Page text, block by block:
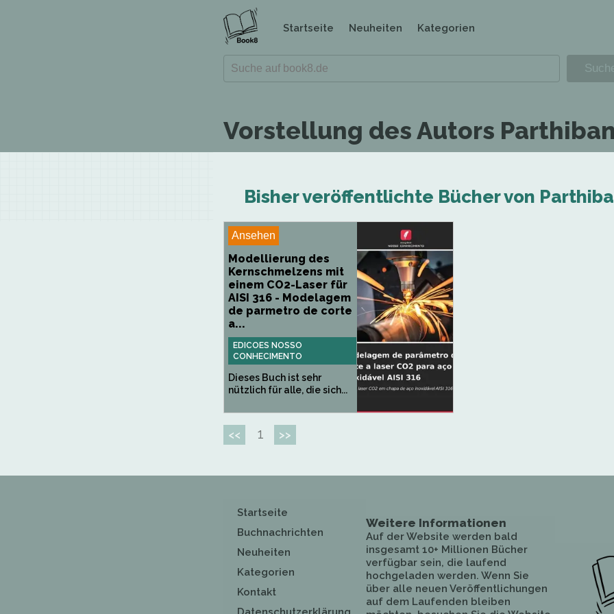
Startseite Neuheiten Kategorien
Vorstellung des Autors
Bisher veröffentlichte Bücher von
Ansehen
Modellierung des
Kernschmelzens mit
einem CO2-Laser für
AISI 316 - Modelagem
de parmetro de corte
a...
EDICOES NOSSO
CONHECIMENTO
Dieses Buch ist sehr
nützlich für alle, die sich...
<< 1 >>
Startseite
Buchnachrichten
Neuheiten
Kategorien
Kontakt
Weitere Informationen
Auf der Website werden bald
insgesamt 10+ Millionen Bücher
verfügbar sein, die laufend
hochgeladen werden. Wenn Sie
über alle neuen Veröffentlichungen
auf dem Laufenden bleiben